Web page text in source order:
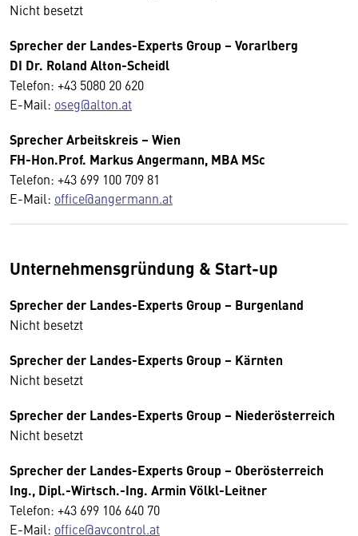
Nicht besetzt
Sprecher der Landes-Experts Group – Vorarlberg
DI Dr. Roland Alton-Scheidl
Telefon: +43 5080 20 620
E-Mail: oseg@alton.at
SprecherArbeitskreis – Wien
FH-Hon.Prof. Markus Angermann, MBA MSc
Telefon: +43 699 100 709 81
E-Mail: office@angermann.at
Unternehmensgründung & Start-up
Sprecher der Landes-Experts Group – Burgenland
Nicht besetzt
Sprecher der Landes-Experts Group – Kärnten
Nicht besetzt
Sprecher der Landes-Experts Group – Niederösterreich
Nicht besetzt
Sprecher der Landes-Experts Group – Oberösterreich
Ing., Dipl.-Wirtsch.-Ing. Armin Völkl-Leitner
Telefon: +43 699 106 640 70
E-Mail: office@avcontrol.at